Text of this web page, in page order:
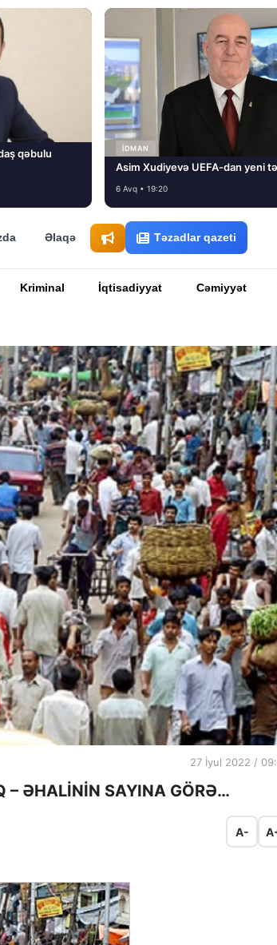
qəbulu
İDMAN
Asim Xudiyevə UEFA-dan yeni
6 Avq • 19:20
Əlaqə Təzadlar qazeti
Kriminal İqtisadiyyat Cəmiyyət
27 İyul 2022 /
– ƏHALİNİN SAYINA GÖRƏ…
A-